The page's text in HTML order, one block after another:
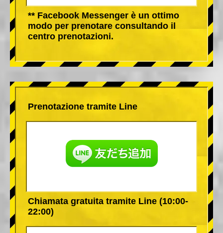
** Facebook Messenger è un ottimo
modo per prenotare consultando il
centro prenotazioni.
Prenotazione tramite Line
Chiamata gratuita tramite Line (10:00-
22:00)